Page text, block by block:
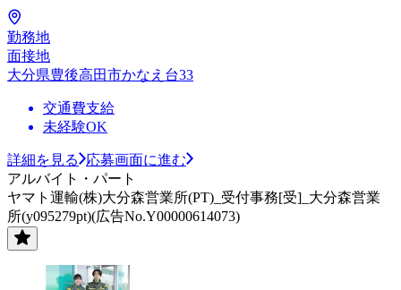
勤務地
面接地
大分県豊後高田市かなえ台33
交通費支給
未経験OK
詳細を見る
応募画面に進む
アルバイト・パート
ヤマト運輸(株)大分森営業所(PT)_受付事務[受]_大分森営業
所(y095279pt)(広告No.Y00000614073)